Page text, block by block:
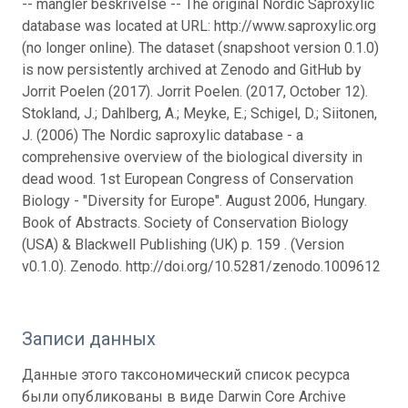
-- mangler beskrivelse -- The original Nordic Saproxylic
database was located at URL: http://www.saproxylic.org
(no longer online). The dataset (snapshoot version 0.1.0)
is now persistently archived at Zenodo and GitHub by
Jorrit Poelen (2017). Jorrit Poelen. (2017, October 12).
Stokland, J.; Dahlberg, A.; Meyke, E.; Schigel, D.; Siitonen,
J. (2006) The Nordic saproxylic database - a
comprehensive overview of the biological diversity in
dead wood. 1st European Congress of Conservation
Biology - "Diversity for Europe". August 2006, Hungary.
Book of Abstracts. Society of Conservation Biology
(USA) & Blackwell Publishing (UK) p. 159 . (Version
v0.1.0). Zenodo. http://doi.org/10.5281/zenodo.1009612
Записи данных
Данные этого таксономический список ресурса
были опубликованы в виде Darwin Core Archive